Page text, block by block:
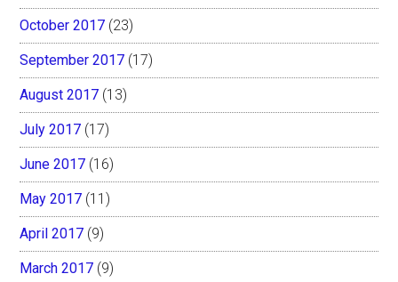
October 2017 (23)
September 2017 (17)
August 2017 (13)
July 2017 (17)
June 2017 (16)
May 2017 (11)
April 2017 (9)
March 2017 (9)